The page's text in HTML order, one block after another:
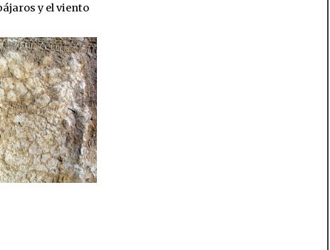
y el viento